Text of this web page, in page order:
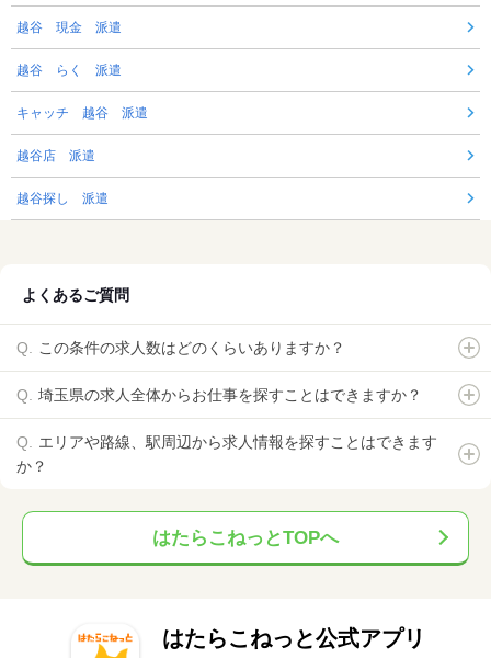
越谷 現金 派遣
越谷 らく 派遣
キャッチ 越谷 派遣
越谷店 派遣
越谷探し 派遣
よくあるご質問
この条件の求人数はどのくらいありますか？
埼玉県の求人全体からお仕事を探すことはできますか？
エリアや路線、駅周辺から求人情報を探すことはできます
か？
はたらこねっとTOPへ
はたらこねっと公式アプリ